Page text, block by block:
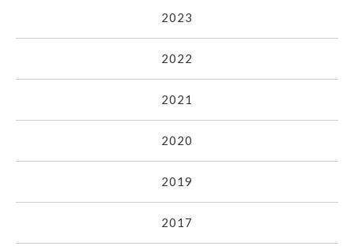
2023
2022
2021
2020
2019
2017